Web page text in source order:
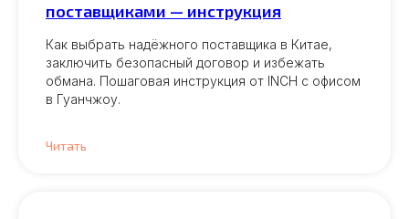
поставщиками — инструкция
Как выбрать надёжного поставщика в Китае,
заключить безопасный договор и избежать
обмана. Пошаговая инструкция от INCH с офисом
в Гуанчжоу.
Читать